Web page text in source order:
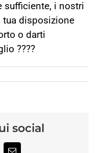
sufficiente, i nostri
tua disposizione
o darti
????
social
Email